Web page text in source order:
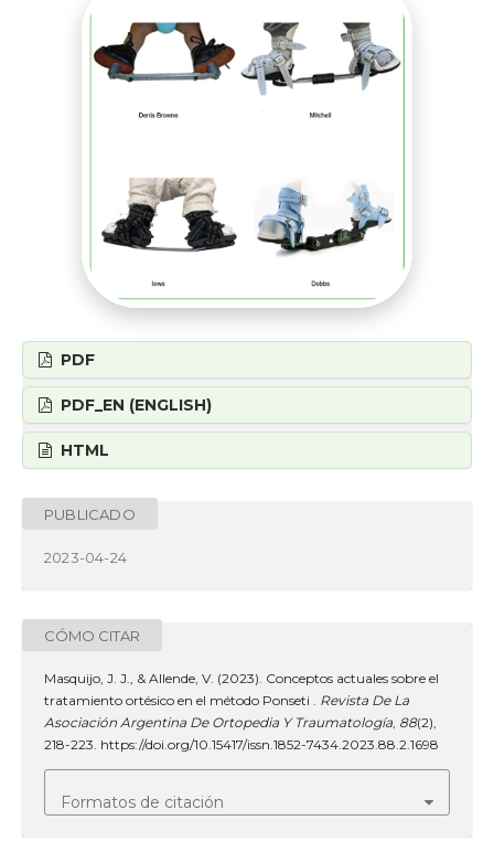
PDF
PDF_EN (ENGLISH)
HTML
PUBLICADO
2023-04-24
CÓMO CITAR
Masquijo, J. J., & Allende, V. (2023). Conceptos actuales sobre el
tratamiento ortésico en el método Ponseti . Revista De La
Asociación Argentina De Ortopedia Y Traumatología, 88(2),
218-223. https://doi.org/10.15417/issn.1852-7434.2023.88.2.1698
Formatos de citación